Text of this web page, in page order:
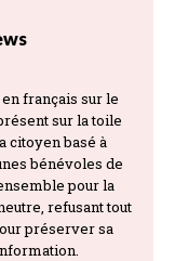
français sur le
sur la toile
citoyen basé à
bénévoles de
pour la
refusant tout
préserver sa